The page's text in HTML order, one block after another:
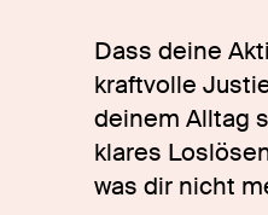
Dass deine
kraftvolle
deinem Alltag
klares
was dir nicht